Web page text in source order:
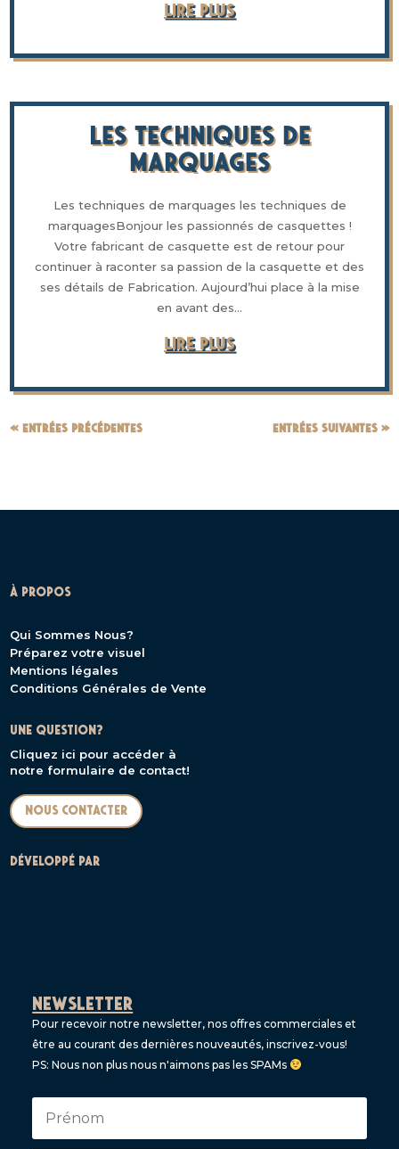
LIRE PLUS
Les Techniques de
marquages
Les techniques de marquages les techniques de
marquagesBonjour les passionnés de casquettes !
Votre fabricant de casquette est de retour pour
continuer à raconter sa passion de la casquette et des
ses détails de Fabrication. Aujourd’hui place à la mise
en avant des...
LIRE PLUS
« Entrées précédentes Entrées suivantes »
À PROPOS
Qui Sommes Nous?
Préparez votre visuel
Mentions légales
Conditions Générales de Vente
UNE QUESTION?
Cliquez ici pour accéder à
notre formulaire de contact!
Nous contacter
DÉVELOPPÉ PAR
NEWSLETTER
Pour recevoir notre newsletter, nos offres commerciales et
être au courant des dernières nouveautés, inscrivez-vous!
PS: Nous non plus nous n'aimons pas les SPAMs